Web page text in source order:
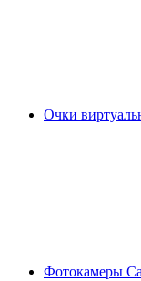
Очки
Фотокамеры